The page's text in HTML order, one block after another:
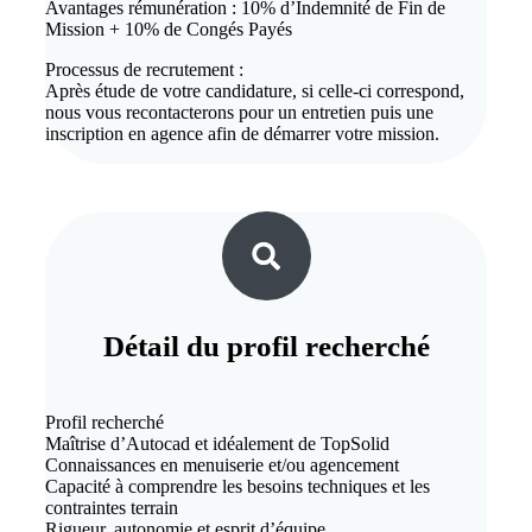
Avantages rémunération : 10% d’Indemnité de Fin de
Mission + 10% de Congés Payés
Processus de recrutement :
Après étude de votre candidature, si celle-ci correspond,
nous vous recontacterons pour un entretien puis une
inscription en agence afin de démarrer votre mission.
Détail du profil recherché
Profil recherché
Maîtrise d’Autocad et idéalement de TopSolid
Connaissances en menuiserie et/ou agencement
Capacité à comprendre les besoins techniques et les
contraintes terrain